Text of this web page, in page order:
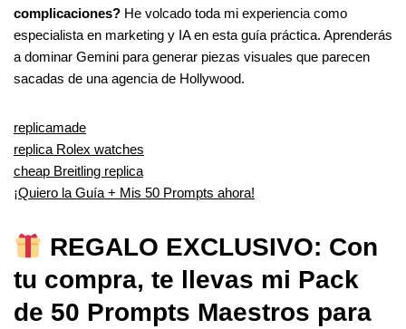
complicaciones? He volcado toda mi experiencia como
especialista en marketing y IA en esta guía práctica. Aprenderás
a dominar Gemini para generar piezas visuales que parecen
sacadas de una agencia de Hollywood.
replicamade
replica Rolex watches
cheap Breitling replica
¡Quiero la Guía + Mis 50 Prompts ahora!
REGALO EXCLUSIVO: Con
tu compra, te llevas mi Pack
de 50 Prompts Maestros para